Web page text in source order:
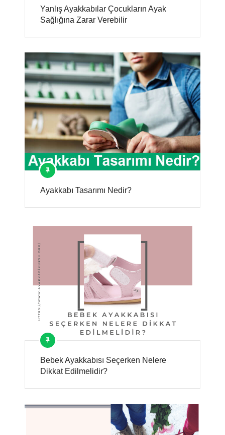
Yanlış Ayakkabılar Çocukların Ayak
Sağlığına Zarar Verebilir
Ayakkabı Tasarımı Nedir?
Bebek Ayakkabısı Seçerken Nelere
Dikkat Edilmelidir?